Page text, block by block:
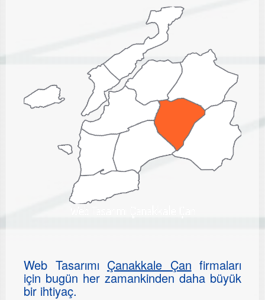
Web Tasarımı Çanakkale Çan
Web TasarımıÇanakkale Çanfirmaları
için bugün her zamankinden daha büyük
bir ihtiyaç.